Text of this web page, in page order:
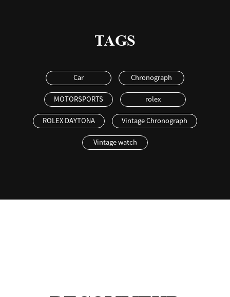
TAGS
Car Chronograph
MOTORSPORTS rolex
ROLEX DAYTONA Vintage Chronograph
Vintage watch